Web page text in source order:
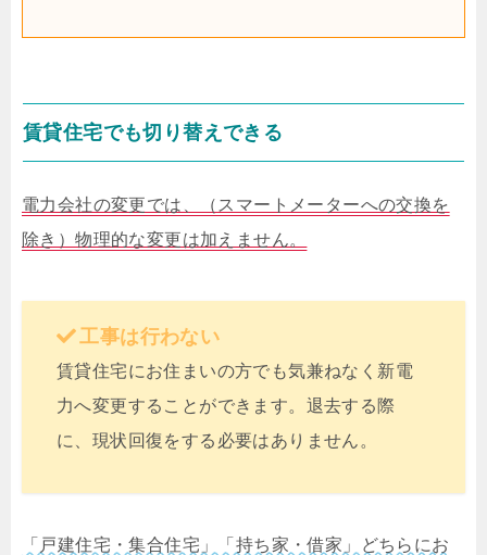
賃貸住宅でも切り替えできる
電力会社の変更では、（スマートメーターへの交換を
除き）物理的な変更は加えません。
工事は行わない
賃貸住宅にお住まいの方でも気兼ねなく新電
力へ変更することができます。退去する際
に、現状回復をする必要はありません。
「戸建住宅・集合住宅」「持ち家・借家」どちらにお